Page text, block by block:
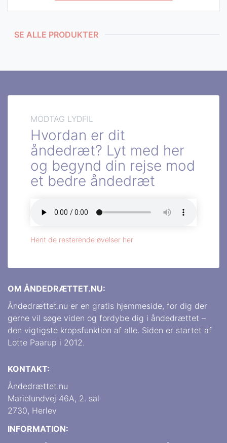
SE ALLE PRODUKTER
MODTAG LYDFIL
Hvordan er dit
åndedræt? Lyt med her
og begynd din rejse mod
et bedre åndedræt
Hent de resterende øvelser her
OM ÅNDEDRÆTTET.NU:
Åndedrættet.nu er en gratis hjemmeside, for dig der
gerne vil søge viden og fordybe dig i åndedrættet –
den vigtigste kropsfunktion af alle. Siden er startet af
Lotte Paarup i 2012.
KONTAKT:
Åndedrættet.nu
Marielundvej 46A, 2. sal
2730, Herlev
INFORMATION: